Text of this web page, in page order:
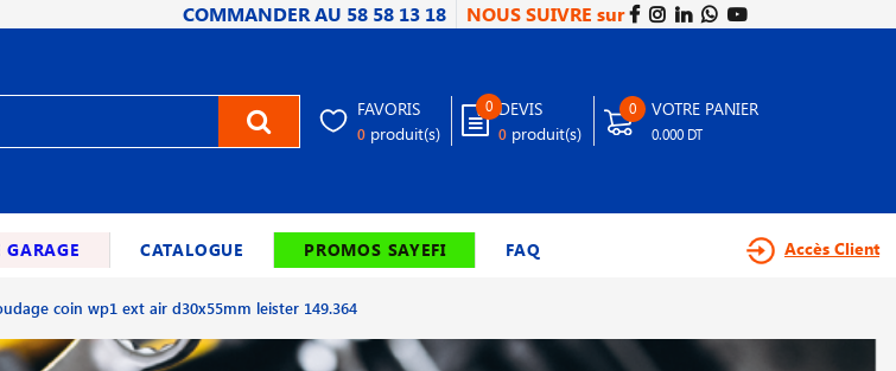
COMMANDER AU 58 58 13 18 NOUS SUIVRE sur
FAVORIS
0 produit(s)
0 DEVIS
0 produit(s)
0 VOTRE PANIER
0.000 DT
GARAGE CATALOGUE PROMOS SAYEFI FAQ Accès Client
coin wp1 ext air d30x55mm leister 149.364